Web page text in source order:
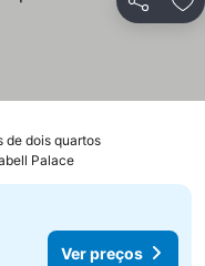
Partilhar
de dois quartosVer preços
Palace
Ver preços